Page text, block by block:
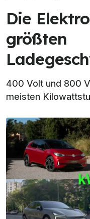
Die
größten
400 Volt und 800
meisten